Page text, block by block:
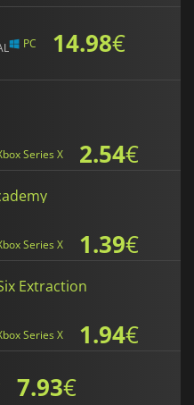
PC 14.98€
Series X 2.54€
Series X 1.39€
Extraction
Series X 1.94€
7.93€